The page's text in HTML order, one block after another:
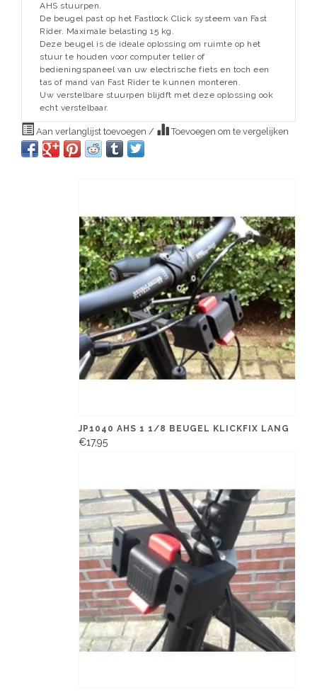
AHS stuurpen.
De beugel past op het Fastlock Click systeem van Fast
Rider. Maximale belasting 15 kg.
Deze beugel is de ideale oplossing om ruimte op het
stuur te houden voor computer teller of
bedieningspaneel van uw electrische fiets en toch een
tas of mand van Fast Rider te kunnen monteren.
Uw verstelbare stuurpen blijdft met deze oplossing ook
echt verstelbaar.
Aan verlanglijst toevoegen / Toevoegen om te vergelijken
JP1040 AHS 1 1/8 BEUGEL KLICKFIX LANG
€17,95